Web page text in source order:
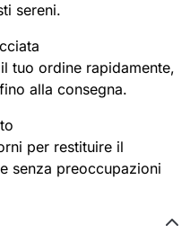
sereni.
tuo ordine rapidamente,
alla consegna.
per restituire il
senza preoccupazioni